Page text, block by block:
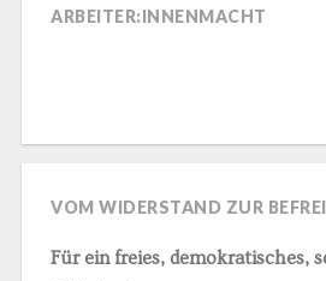
ARBEITER:INNENMACHT
VOM WIDERSTAND ZUR
Für ein freies, demokratisches,